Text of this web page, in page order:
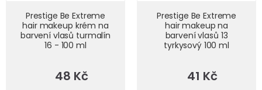
Prestige Be Extreme
hair makeup krém na
barvení vlasů turmalín
16 - 100 ml
48 Kč
Prestige Be Extreme
hair makeup na
barvení vlasů 13
tyrkysový 100 ml
41 Kč